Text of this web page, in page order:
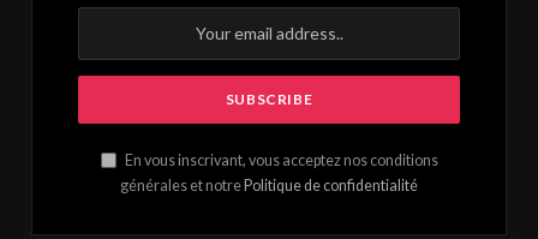
En vous inscrivant, vous acceptez nos conditions
générales et notre Politique de confidentialité